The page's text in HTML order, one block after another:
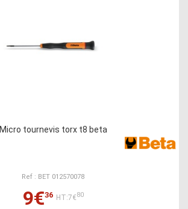
Micro tournevis torx t8 beta
Ref : BET 012570078
9€36 HT:7€80